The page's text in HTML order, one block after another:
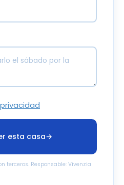
esta casa→
terceros. Responsable: Vivenzia